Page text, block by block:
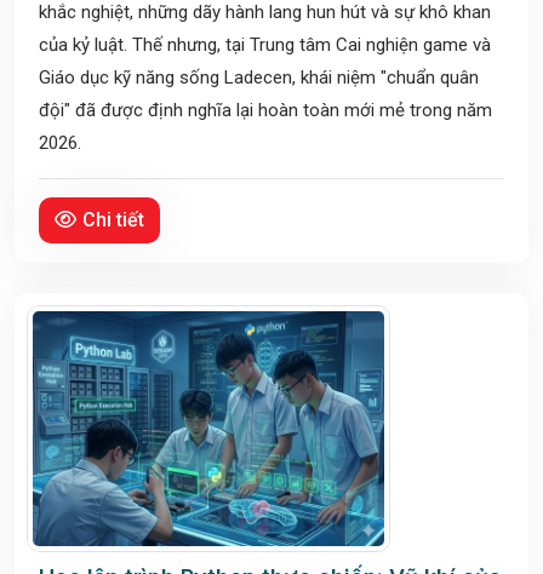
khắc nghiệt, những dãy hành lang hun hút và sự khô khan
của kỷ luật. Thế nhưng, tại Trung tâm Cai nghiện game và
Giáo dục kỹ năng sống Ladecen, khái niệm "chuẩn quân
đội" đã được định nghĩa lại hoàn toàn mới mẻ trong năm
2026.
Chi tiết